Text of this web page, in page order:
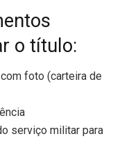
o título:
foto (carteira de
serviço militar para